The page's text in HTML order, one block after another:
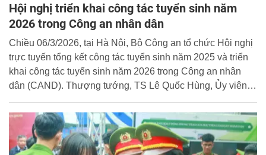
Hội nghị triển khai công tác tuyển sinh năm
2026 trong Công an nhân dân
Chiều 06/3/2026, tại Hà Nội, Bộ Công an tổ chức Hội nghị
trực tuyến tổng kết công tác tuyển sinh năm 2025 và triển
khai công tác tuyển sinh năm 2026 trong Công an nhân
dân (CAND). Thượng tướng, TS Lê Quốc Hùng, Ủy viên
nghị.